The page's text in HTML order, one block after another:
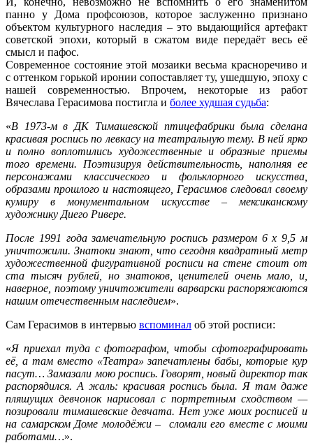
панно у Дома профсоюзов, которое заслуженно признано
объектом культурного наследия – это выдающийся артефакт
советской эпохи, который в сжатом виде передаёт весь её
смысл и пафос.
Современное состояние этой мозаики весьма красноречиво и
с оттенком горькой иронии сопоставляет ту, ушедшую, эпоху с
нашей современностью. Впрочем, некоторые из работ
Вячеслава Герасимова постигла и более худшая судьба:
«В 1973-м в ДК Тимашевской птицефабрики была сделана
красивая роспись по левкасу на театральную тему. В ней ярко
и полно воплотились художественные и образные приемы
того времени.
Поэтизируя действительность, наполняя ее
персонажами классического и фольклорного искусства,
образами прошлого и настоящего, Герасимов следовал своему
кумиру в монументальном искусстве – мексиканскому
художнику Диего Ривере.
После 1991 года замечательную роспись размером 6 х 9,5 м
уничтожили. Знатоки знают, что сегодня квадратный метр
художественной фигуративной росписи на стене стоит от
ста тысяч рублей, но знатоков, ценителей очень мало, и,
наверное, поэтому уничтожители варварски распоряжаются
нашим отечественным наследием».
Сам Герасимов в интервью вспоминал об этой росписи:
«Я приехал туда с фотографом, чтобы сфотографировать
её, а там вместо «Театра» запечатлены бабы, которые кур
пасут… Замазали мою роспись. Говорят, новый директор так
распорядился. А жаль: красивая роспись была. Я там даже
пляшущих девчонок нарисовал с портретным сходством —
позировали тимашевские девчата. Нет уже моих росписей и
на самарском Доме молодёжи – сломали его вместе с моими
работами…».